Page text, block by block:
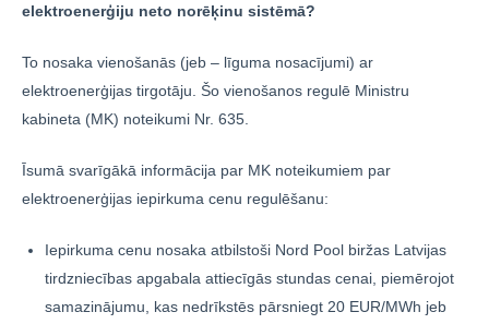
elektroenerģiju neto norēķinu sistēmā?
To nosaka vienošanās (jeb – līguma nosacījumi) ar
elektroenerģijas tirgotāju. Šo vienošanos regulē Ministru
kabineta (MK) noteikumi Nr. 635.
Īsumā svarīgākā informācija par MK noteikumiem par
elektroenerģijas iepirkuma cenu regulēšanu:
Iepirkuma cenu nosaka atbilstoši Nord Pool biržas Latvijas
tirdzniecības apgabala attiecīgās stundas cenai, piemērojot
samazinājumu, kas nedrīkstēs pārsniegt 20 EUR/MWh jeb